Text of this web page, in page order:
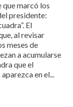
que marcó los
presidente:
El
al revisar
meses de
a acumularse
que el
en el...